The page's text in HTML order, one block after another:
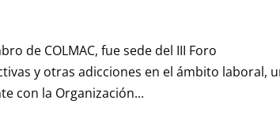
de COLMAC, fue sede del III Foro
y otras adicciones en el ámbito laboral,
con la Organización...